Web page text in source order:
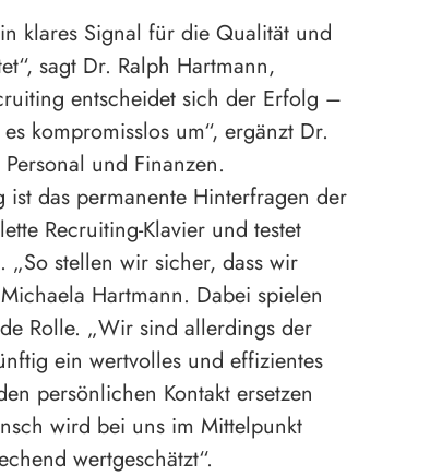
klares Signal für die Qualität und
sagt Dr. Ralph Hartmann,
entscheidet sich der Erfolg –
kompromisslos um“, ergänzt Dr.
und Finanzen.
ist das permanente Hinterfragen der
Recruiting-Klavier und testet
„So stellen wir sicher, dass wir
Hartmann. Dabei spielen
Rolle. „Wir sind allerdings der
ein wertvolles und effizientes
persönlichen Kontakt ersetzen
wird bei uns im Mittelpunkt
wertgeschätzt“.